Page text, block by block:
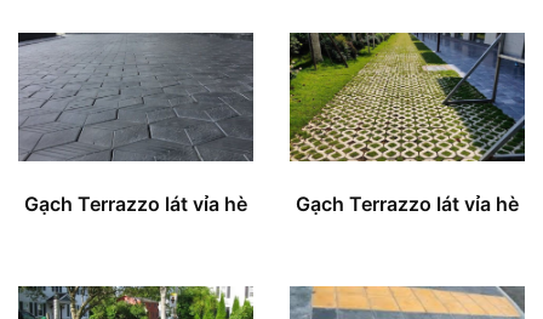
Gạch Terrazzo lát vỉa hè Gạch Terrazzo lát vỉa hè